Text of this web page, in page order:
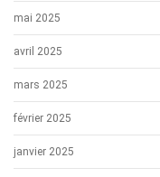
mai 2025
avril 2025
mars 2025
février 2025
janvier 2025